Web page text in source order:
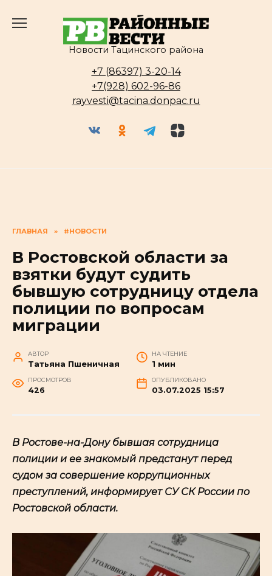
Новости Тацинского района
+7 (86397) 3-20-14
+7(928) 602-96-86
rayvesti@tacina.donpac.ru
ГЛАВНАЯ » #НОВОСТИ
В Ростовской области за
взятки будут судить
бывшую сотрудницу отдела
полиции по вопросам
миграции
АВТОР
Татьяна Пшеничная
НА ЧТЕНИЕ
1 мин
ПРОСМОТРОВ
426
ОПУБЛИКОВАНО
03.07.2025 15:57
В Ростове-на-Дону бывшая сотрудница
полиции и ее знакомый предстанут перед
судом за совершение коррупционных
преступлений, информирует СУ СК России по
Ростовской области.